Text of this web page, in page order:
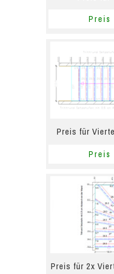
Preis
Preis für
Preis
Preis für 2x